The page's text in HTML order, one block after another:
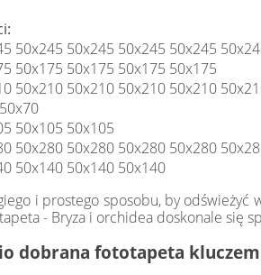
50x245 50x245 50x245 50x245
50x175 50x175 50x175 50x175
50x210 50x210 50x210 50x210
50x105 50x105
50x280 50x280 50x280 50x280
50x140 50x140 50x140
i prostego sposobu, by
- Bryza i orchidea doskonale się
dobrana fototapeta